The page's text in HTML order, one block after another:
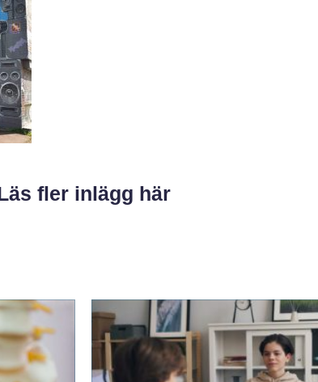
fler inlägg här